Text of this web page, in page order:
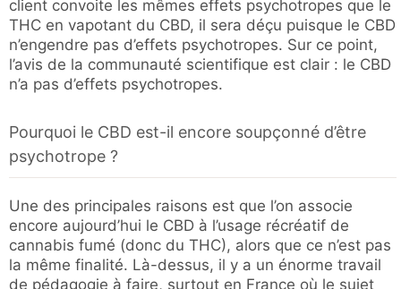
client convoite les mêmes effets psychotropes que le
THC en vapotant du CBD, il sera déçu puisque le CBD
n’engendre pas d’effets psychotropes. Sur ce point,
l’avis de la communauté scientifique est clair : le CBD
n’a pas d’effets psychotropes.
Pourquoi le CBD est-il encore soupçonné d’être
psychotrope ?
Une des principales raisons est que l’on associe
encore aujourd’hui le CBD à l’usage récréatif de
cannabis fumé (donc du THC), alors que ce n’est pas
la même finalité. Là-dessus, il y a un énorme travail
de pédagogie à faire, surtout en France où le sujet